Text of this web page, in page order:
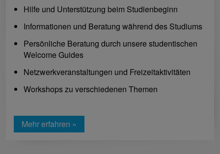
Hilfe und Unterstützung beim Studienbeginn
Informationen und Beratung während des Studiums
Persönliche Beratung durch unsere studentischen
Welcome Guides
Netzwerkveranstaltungen und Freizeitaktivitäten
Workshops zu verschiedenen Themen
Mehr erfahren »